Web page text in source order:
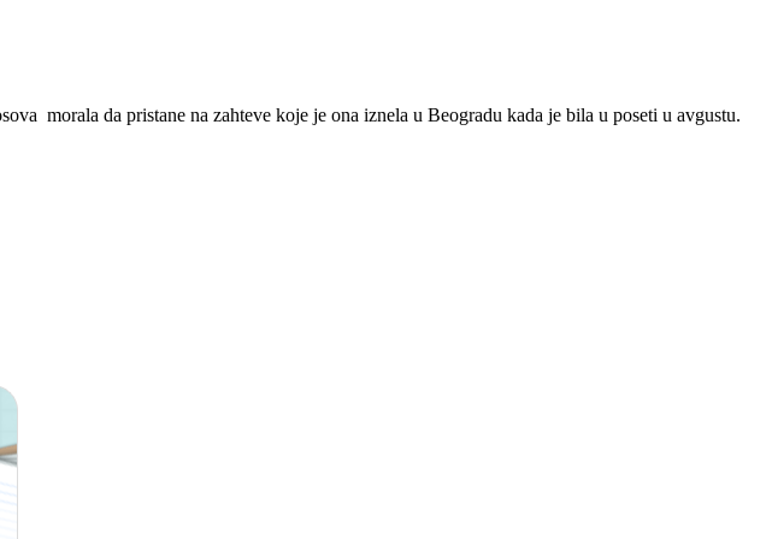
morala da pristane na zahteve koje je ona iznela u Beogradu kada je bila u poseti u avgustu.